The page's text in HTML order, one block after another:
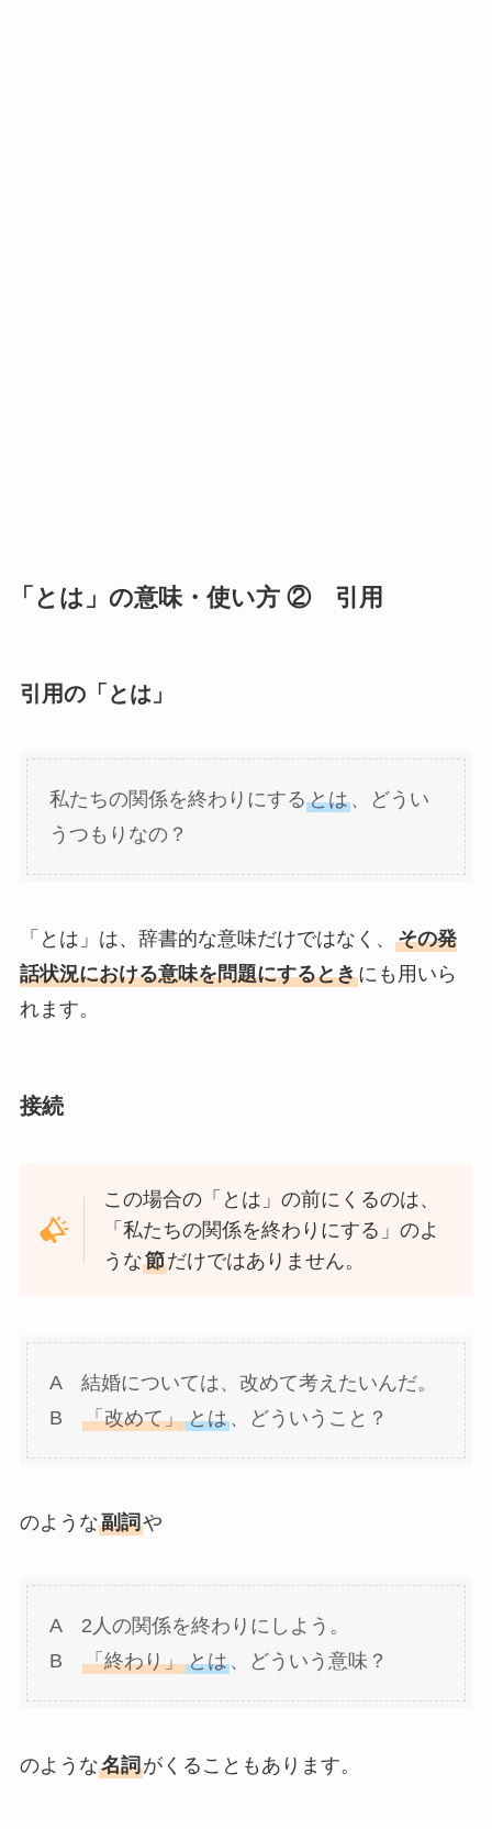
「とは」の意味・使い方 ② 引用
引用の「とは」
私たちの関係を終わりにするとは、どうい
うつもりなの？
「とは」は、辞書的な意味だけではなく、 その発
話状況における意味を問題にするときにも用いら
れます。
接続
この場合の「とは」の前にくるのは、
「私たちの関係を終わりにする」のよ
うな節だけではありません。
A 結婚については、改めて考えたいんだ。
B 「改めて」 とは、どういうこと？
のような副詞や
A 2人の関係を終わりにしよう。
B 「終わり」 とは、どういう意味？
のような名詞がくることもあります。